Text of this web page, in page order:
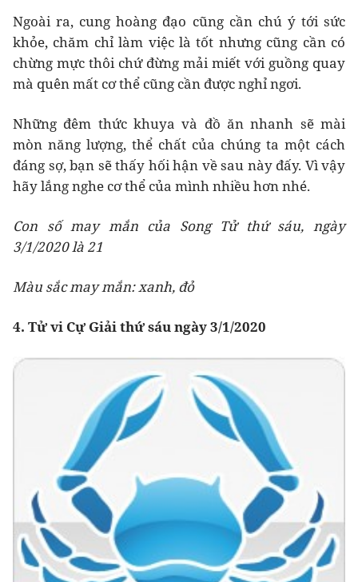
Ngoài ra, cung hoàng đạo cũng cần chú ý tới sức
khỏe, chăm chỉ làm việc là tốt nhưng cũng cần có
chừng mực thôi chứ đừng mải miết với guồng quay
mà quên mất cơ thể cũng cần được nghỉ ngơi.
Những đêm thức khuya và đồ ăn nhanh sẽ mài
mòn năng lượng, thể chất của chúng ta một cách
đáng sợ, bạn sẽ thấy hối hận về sau này đấy. Vì vậy
hãy lắng nghe cơ thể của mình nhiều hơn nhé.
Con số may mắn của Song Tử thứ sáu, ngày
3/1/2020 là 21
Màu sắc may mắn: xanh, đỏ
4. Tử vi Cự Giải thứ sáu ngày 3/1/2020